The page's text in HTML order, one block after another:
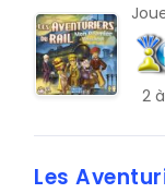
2
Les